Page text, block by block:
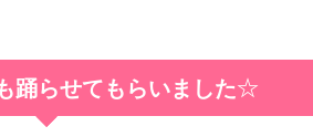
踊らせてもらいました☆